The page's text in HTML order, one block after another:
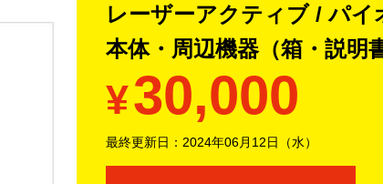
レーザーアクティブ / パ
本体・周辺機器（箱・説明
¥30,000
最終更新日： 2024年06月12日（水）